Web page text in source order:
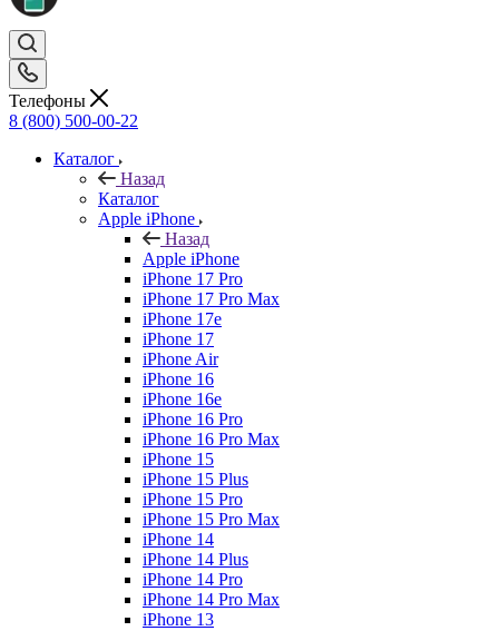
Телефоны
8 (800) 500-00-22
Каталог
Назад
Каталог
Apple iPhone
Назад
Apple iPhone
iPhone 17 Pro
iPhone 17 Pro Max
iPhone 17e
iPhone 17
iPhone Air
iPhone 16
iPhone 16e
iPhone 16 Pro
iPhone 16 Pro Max
iPhone 15
iPhone 15 Plus
iPhone 15 Pro
iPhone 15 Pro Max
iPhone 14
iPhone 14 Plus
iPhone 14 Pro
iPhone 14 Pro Max
iPhone 13